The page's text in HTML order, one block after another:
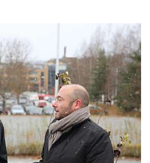
tar for seg mindre
tomter. De er mer
enn områdeplanene
foreslått av private